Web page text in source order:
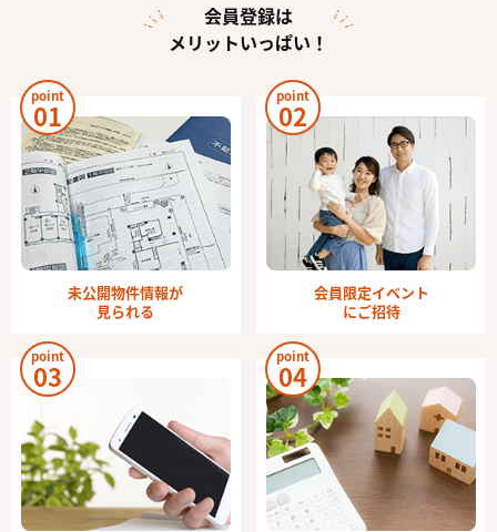
会員登録は
メリットいっぱい！
point
01
未公開物件情報が
見られる
point
02
会員限定イベント
にご招待
point
03
point
04